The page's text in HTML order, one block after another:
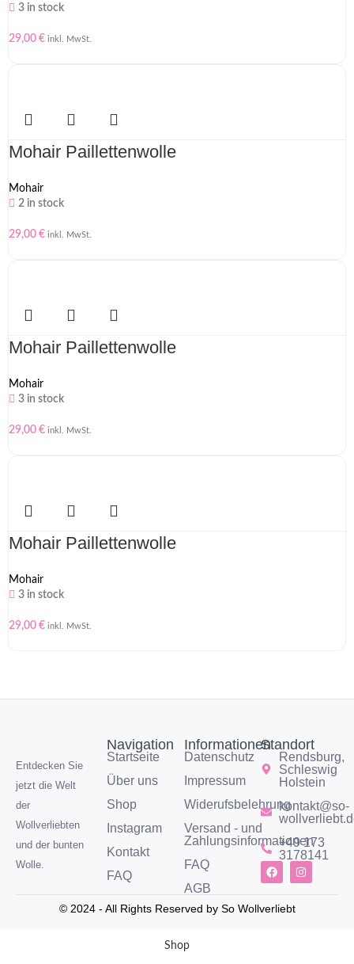
3 in stock
29,00 € inkl. MwSt.
Mohair Paillettenwolle
Mohair
2 in stock
29,00 € inkl. MwSt.
Mohair Paillettenwolle
Mohair
3 in stock
29,00 € inkl. MwSt.
Mohair Paillettenwolle
Mohair
3 in stock
29,00 € inkl. MwSt.
Entdecken Sie
jetzt die Welt
der
Wollverliebten
und der bunten
Wolle.
Navigation
Startseite
Über uns
Shop
Instagram
Kontakt
FAQ
Informationen
Datenschutz
Impressum
Widerufsbelehrung
Versand - und
Zahlungsinformationen
FAQ
AGB
Standort
Rendsburg,
Schleswig
Holstein
kontakt@so-
+49 173
3178141
© 2024 - All Rights Reserved by So Wollverliebt
Shop